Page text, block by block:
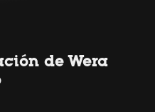
de Wera